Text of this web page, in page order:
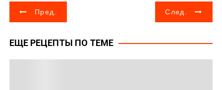
Н
в
Пред. След.
ЕЩЕ РЕЦЕПТЫ ПО ТЕМЕ